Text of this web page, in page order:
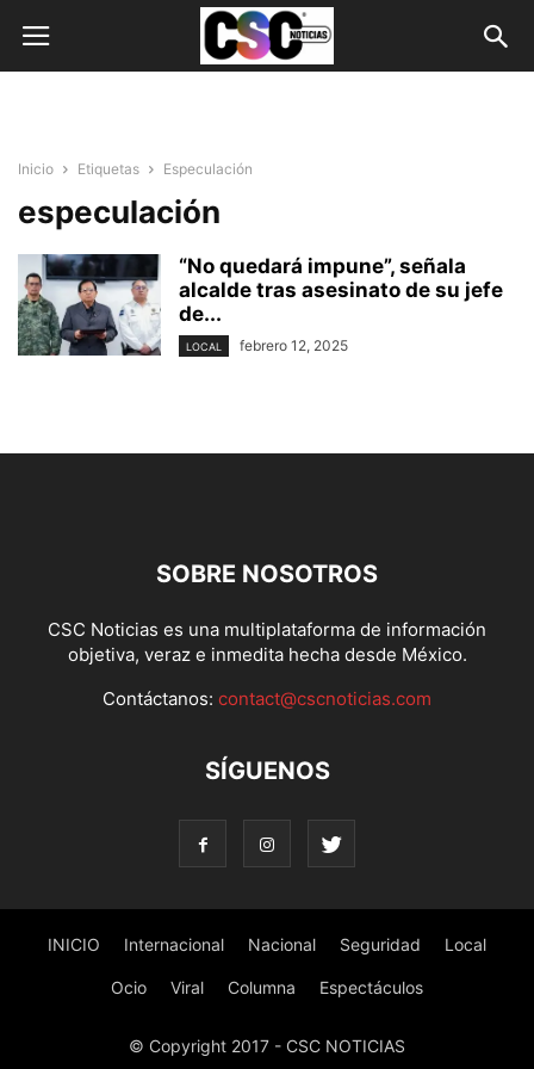
Inicio Etiquetas Especulación
especulación
“No quedará impune”, señala
alcalde tras asesinato de su jefe
de...
LOCAL febrero 12, 2025
SOBRE NOSOTROS
CSC Noticias es una multiplataforma de información
objetiva, veraz e inmedita hecha desde México.
Contáctanos: contact@cscnoticias.com
SÍGUENOS
INICIO Internacional Nacional Seguridad Local
Ocio Viral Columna Espectáculos
© Copyright 2017 - CSC NOTICIAS